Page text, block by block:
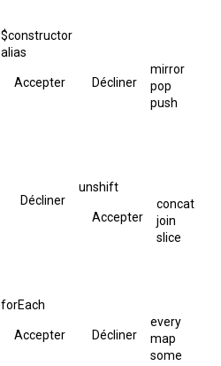
$constructor
alias
Accepter Décliner
mirror
pop
push
Décliner
unshift
Accepter
concat
join
slice
forEach
Accepter Décliner
every
map
some